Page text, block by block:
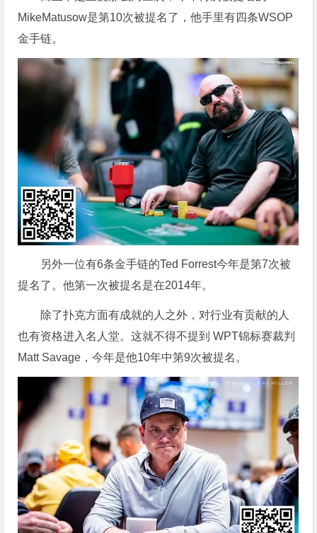
MikeMatusow是第10次被提名了，他手里有四条WSOP
金手链。
另外一位有6条金手链的Ted Forrest今年是第7次被
提名了。他第一次被提名是在2014年。
除了扑克方面有成就的人之外，对行业有贡献的人
也有资格进入名人堂。这就不得不提到 WPT锦标赛裁判
Matt Savage，今年是他10年中第9次被提名。